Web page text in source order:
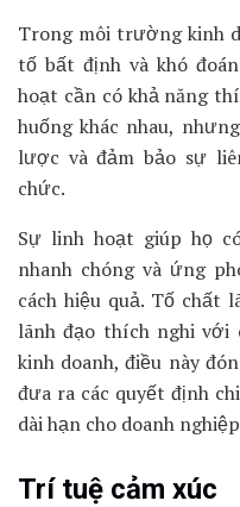
Trong môi trường kinh
tố bất định và khó
hoạt cần có khả năng
huống khác nhau,
lược và đảm bảo sự
chức.
Sự linh hoạt giúp họ
nhanh chóng và ứng
cách hiệu quả. Tố chất
lãnh đạo thích nghi
kinh doanh, điều này
đưa ra các quyết định
dài hạn cho doanh
Trí tuệ cảm xúc